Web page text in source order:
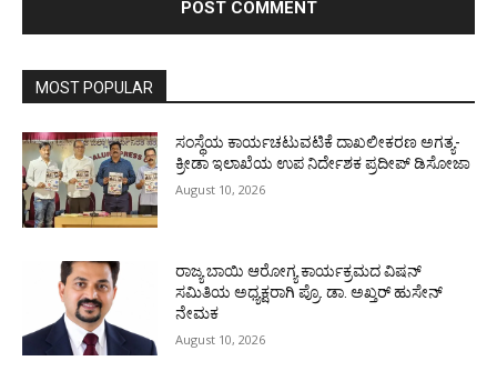
MOST POPULAR
ಸಂಸ್ಥೆಯ ಕಾರ್ಯಚಟುವಟಿಕೆ ದಾಖಲೀಕರಣ ಅಗತ್ಯ-
ಕ್ರೀಡಾ ಇಲಾಖೆಯ ಉಪ ನಿರ್ದೇಶಕ ಪ್ರದೀಪ್ ಡಿಸೋಜಾ
August 10, 2026
ರಾಜ್ಯ ಬಾಯಿ ಆರೋಗ್ಯ ಕಾರ್ಯಕ್ರಮದ ವಿಷನ್
ಸಮಿತಿಯ ಅಧ್ಯಕ್ಷರಾಗಿ ಪ್ರೊ. ಡಾ. ಅಖ್ತರ್ ಹುಸೇನ್
ನೇಮಕ
August 10, 2026